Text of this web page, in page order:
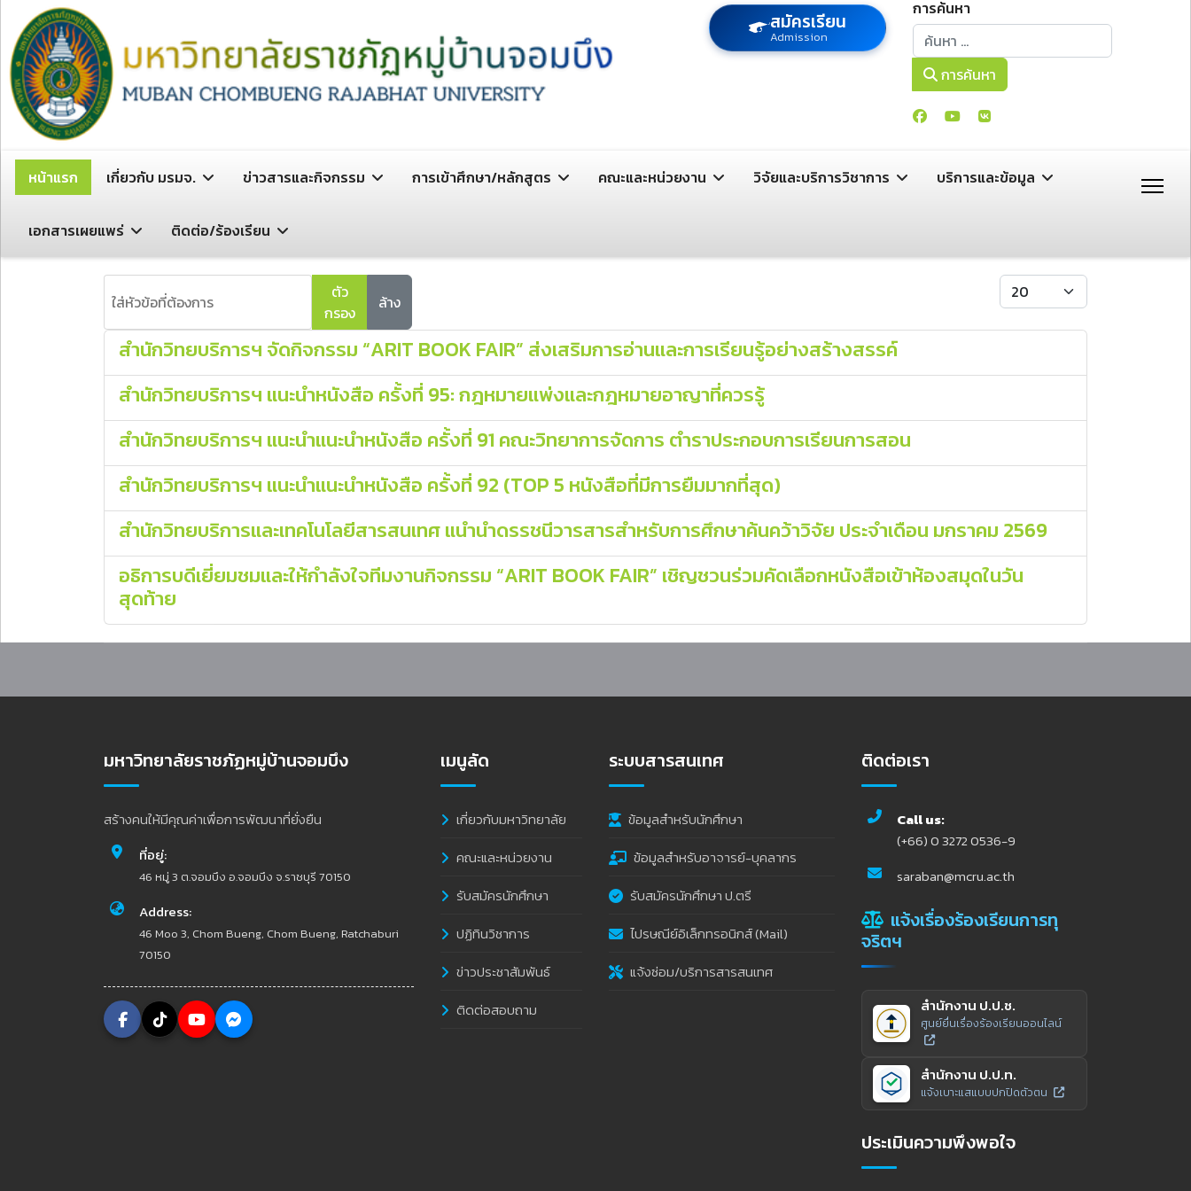
สมัครเรียน
Admission
การค้นหา
การค้นหา
การค้นหา
หน้าแรก เกี่ยวกับ มรมจ. ข่าวสารและกิจกรรม การเข้าศึกษา/หลักสูตร คณะและหน่วยงาน วิจัยและบริการวิชาการ บริการและข้อมูล
เอกสารเผยแพร่ ติดต่อ/ร้องเรียน
ตัว
กรอง
ล้าง
แสดง #
สำนักวิทยบริการฯ จัดกิจกรรม “ARIT BOOK FAIR” ส่งเสริมการอ่านและการเรียนรู้อย่างสร้างสรรค์
สำนักวิทยบริการฯ แนะนำหนังสือ ครั้งที่ 95: กฎหมายแพ่งและกฎหมายอาญาที่ควรรู้
สำนักวิทยบริการฯ แนะนำแนะนำหนังสือ ครั้งที่ 91 คณะวิทยาการจัดการ ตำราประกอบการเรียนการสอน
สำนักวิทยบริการฯ แนะนำแนะนำหนังสือ ครั้งที่ 92 (TOP 5 หนังสือที่มีการยืมมากที่สุด)
สำนักวิทยบริการและเทคโนโลยีสารสนเทศ แนำนำดรรชนีวารสารสำหรับการศึกษาค้นคว้าวิจัย ประจำเดือน มกราคม 2569
อธิการบดีเยี่ยมชมและให้กำลังใจทีมงานกิจกรรม “ARIT BOOK FAIR” เชิญชวนร่วมคัดเลือกหนังสือเข้าห้องสมุดในวัน
สุดท้าย
มหาวิทยาลัยราชภัฏหมู่บ้านจอมบึง
สร้างคนให้มีคุณค่าเพื่อการพัฒนาที่ยั่งยืน
ที่อยู่:
46 หมู่ 3 ต.จอมบึง อ.จอมบึง จ.ราชบุรี 70150
Address:
46 Moo 3, Chom Bueng, Chom Bueng, Ratchaburi
70150
เมนูลัด
เกี่ยวกับมหาวิทยาลัย
คณะและหน่วยงาน
รับสมัครนักศึกษา
ปฏิทินวิชาการ
ข่าวประชาสัมพันธ์
ติดต่อสอบถาม
ระบบสารสนเทศ
ข้อมูลสำหรับนักศึกษา
ข้อมูลสำหรับอาจารย์-บุคลากร
รับสมัครนักศึกษา ป.ตรี
ไปรษณีย์อิเล็กทรอนิกส์ (Mail)
แจ้งซ่อม/บริการสารสนเทศ
ติดต่อเรา
Call us:
(+66) 0 3272 0536-9
saraban@mcru.ac.th
แจ้งเรื่องร้องเรียนการทุ
จริตฯ
สำนักงาน ป.ป.ช.
ศูนย์ยื่นเรื่องร้องเรียนออนไลน์
สำนักงาน ป.ป.ท.
แจ้งเบาะแสแบบปกปิดตัวตน
ประเมินความพึงพอใจ